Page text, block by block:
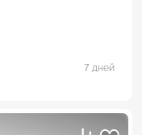
7 дней